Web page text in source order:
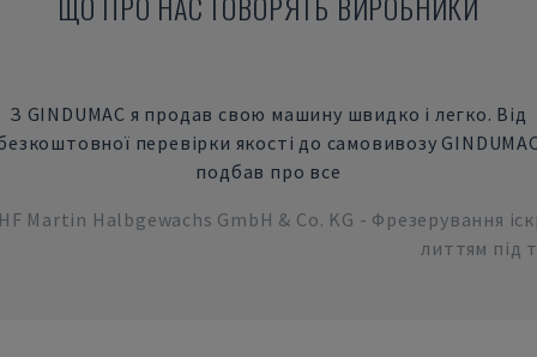
З GINDUMAC я продав свою машину швидко і легко. Від
перевірки якості до самовивозу
подбав про все
Martin Halbgewachs GmbH & Co. KG - Фрезерування
литтям під